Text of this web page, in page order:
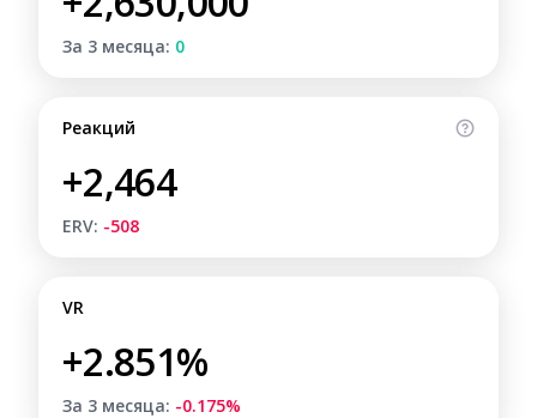
За 3 месяца: 0
Реакций
+2,464
ERV: -508
VR
+2.851%
За 3 месяца: -0.175%